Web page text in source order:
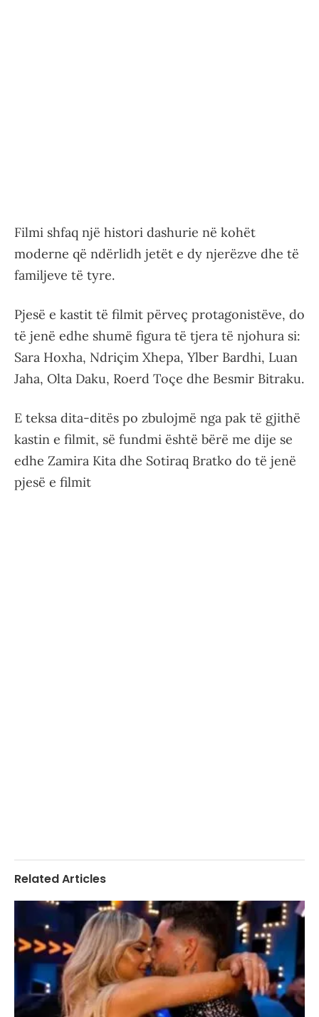
Filmi shfaq një histori dashurie në kohët
moderne që ndërlidh jetët e dy njerëzve dhe të
familjeve të tyre.
Pjesë e kastit të filmit përveç protagonistëve, do
të jenë edhe shumë figura të tjera të njohura si:
Sara Hoxha, Ndriçim Xhepa, Ylber Bardhi, Luan
Jaha, Olta Daku, Roerd Toçe dhe Besmir Bitraku.
E teksa dita-ditës po zbulojmë nga pak të gjithë
kastin e filmit, së fundmi është bërë me dije se
edhe Zamira Kita dhe Sotiraq Bratko do të jenë
pjesë e filmit
Related Articles